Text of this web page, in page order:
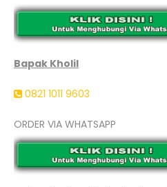
Bapak Kholil
0821 1011 9603
ORDER VIA WHATSAPP